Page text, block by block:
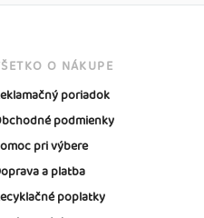
O NÁKUPE
poriadok
podmienky
pri výbere
a platba
poplatky